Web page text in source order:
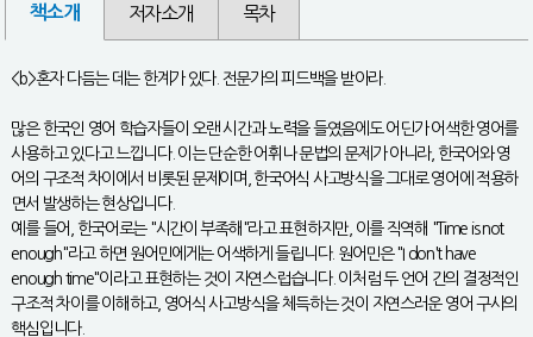
책소개 저자소개 목차
<b>혼자 다듬는 데는 한계가 있다. 전문가의 피드백을 받아라.
많은 한국인 영어 학습자들이 오랜 시간과 노력을 들였음에도 어딘가 어색한 영어를
사용하고 있다고 느낍니다. 이는 단순한 어휘나 문법의 문제가 아니라, 한국어와 영
어의 구조적 차이에서 비롯된 문제이며, 한국어식 사고방식을 그대로 영어에 적용하
면서 발생하는 현상입니다.
예를 들어, 한국어로는 "시간이 부족해"라고 표현하지만, 이를 직역해 "Time is not
enough"라고 하면 원어민에게는 어색하게 들립니다. 원어민은 "I don't have
enough time"이라고 표현하는 것이 자연스럽습니다. 이처럼 두 언어 간의 결정적인
구조적 차이를 이해하고, 영어식 사고방식을 체득하는 것이 자연스러운 영어 구사의
핵심입니다.